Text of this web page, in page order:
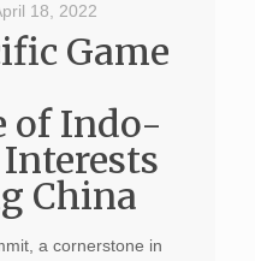
18, 2022
Game
of Indo-
China
a cornerstone in